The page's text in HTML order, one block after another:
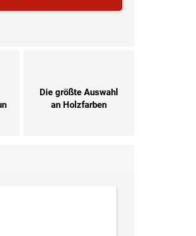
Die größte Auswahl
an Holzfarben